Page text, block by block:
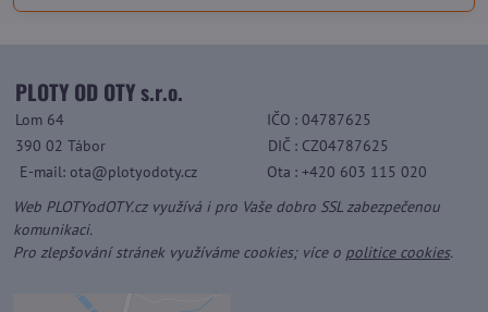
PLOTY OD OTY s.r.o.
Lom 64 IČO : 04787625
390 02 Tábor
DIČ : CZ04787625
E-mail: ota@plotyodoty.cz
Ota : +420 603 115 020
Web PLOTYodOTY.cz využívá i pro Vaše dobro SSL zabezpečenou
komunikaci.
Pro zlepšování stránek využíváme cookies; více o politice cookies.